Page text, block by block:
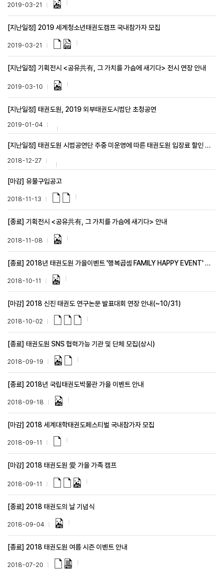
2019-03-21
[지난일정] 2019 세계청소년태권도캠프 국내참가자 모집
2019-03-21
[지난일정] 기획전시 <공유共有, 그 가치를 가슴에 새기다> 전시 연장 안내
2019-03-10
[지난일정] 태권도원, 2019 외부태권도시범단 초청공연
2019-01-04
[지난일정] 태권도원 시범공연단 주중 미운영에 따른 태권도원 입장료 할인 안내
2018-12-27
[마감] 유물구입공고
2018-11-13
[종료] 기획전시 <공유共有, 그 가치를 가슴에 새기다> 안내
2018-11-08
[종료] 2018년 태권도원 가을이벤트 '행복곱셈 FAMILY HAPPY EVENT' 안내
2018-10-11
[마감] 2018 신진 태권도 연구논문 발표대회 연장 안내(~10/31)
2018-10-02
[종료] 태권도원 SNS 협력가능 기관 및 단체 모집(상시)
2018-09-19
[종료] 2018년 국립태권도박물관 가을 이벤트 안내
2018-09-18
[마감] 2018 세계대학태권도페스티벌 국내참가자 모집
2018-09-11
[마감] 2018 태권도원 愛 가을 가족 캠프
2018-09-11
[종료] 2018 태권도의 날 기념식
2018-09-04
[종료] 2018 태권도원 여름 시즌 이벤트 안내
2018-07-20